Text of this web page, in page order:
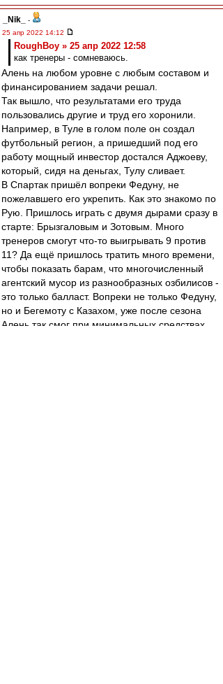
_Nik_
-
25 апр 2022 14:12
RoughBoy » 25 апр 2022 12:58
как тренеры - сомневаюсь.
Алень на любом уровне с любым составом и
финансированием задачи решал.
Так вышло, что результатами его труда
пользовались другие и труд его хоронили.
Например, в Туле в голом поле он создал
футбольный регион, а пришедший под его
работу мощный инвестор достался Аджоеву,
который, сидя на деньгах, Тулу сливает.
В Спартак пришёл вопреки Федуну, не
пожелавшего его укрепить. Как это знакомо по
Рую. Пришлось играть с двумя дырами сразу в
старте: Брызгаловым и Зотовым. Много
тренеров смогут что-то выигрывать 9 против
11? Да ещё пришлось тратить много времени,
чтобы показать барам, что многочисленный
агентский мусор из разнообразных озбилисов -
это только балласт. Вопреки не только Федуну,
но и Бегемоту с Казахом, уже после сезона
Алень так смог при минимальных средствах